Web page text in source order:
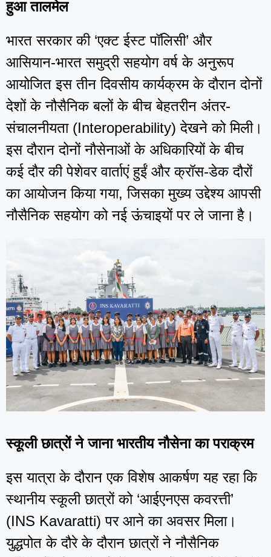
हुआ तालमेल
भारत सरकार की ‘एक्ट ईस्ट पॉलिसी’ और
आसियान-भारत समुद्री सहयोग वर्ष के अनुरूप
आयोजित इस तीन दिवसीय कार्यक्रम के दौरान दोनों
देशों के नौसैनिक बलों के बीच बेहतरीन अंतर-
संचालनीयता (Interoperability) देखने को मिली।
इस दौरान दोनों नौसेनाओं के अधिकारियों के बीच
कई दौर की पेशेवर वार्ताएं हुईं और क्रॉस-डेक दौरों
का आयोजन किया गया, जिसका मुख्य उद्देश्य आपसी
नौसैनिक सहयोग को नई ऊंचाइयों पर ले जाना है।
स्कूली छात्रों ने जाना भारतीय नौसेना का पराक्रम
इस यात्रा के दौरान एक विशेष आकर्षण यह रहा कि
स्थानीय स्कूली छात्रों को ‘आईएनएस कवरत्ती’
(INS Kavaratti) पर आने का अवसर मिला।
युद्धपोत के दौरे के दौरान छात्रों ने नौसैनिक